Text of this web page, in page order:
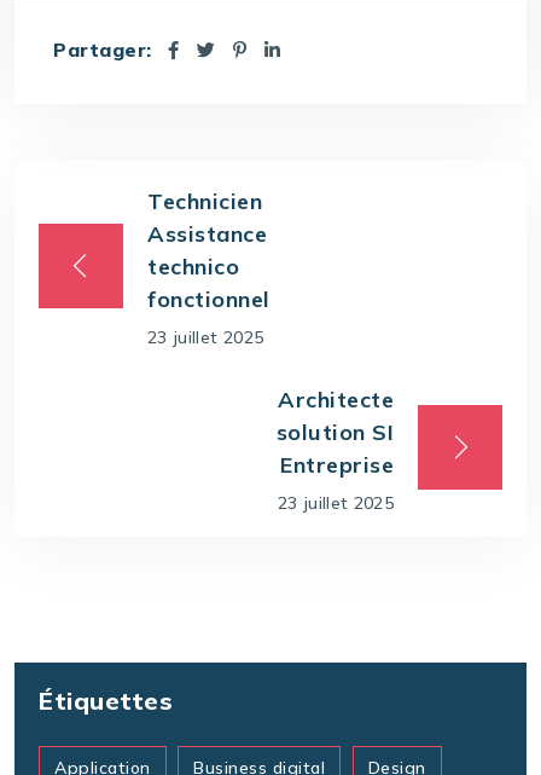
Partager:
Technicien
Assistance
technico
fonctionnel
23 juillet 2025
Architecte
solution SI
Entreprise
23 juillet 2025
Étiquettes
Application Business digital Design